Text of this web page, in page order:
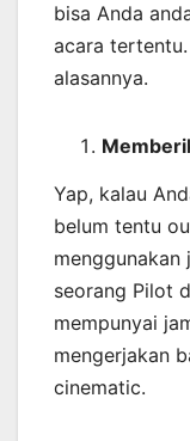
bisa Anda
acara
alasannya.
Yap, kalau
belum tentu
menggunakan
seorang Pilot
mempunyai
mengerjakan
cinematic.